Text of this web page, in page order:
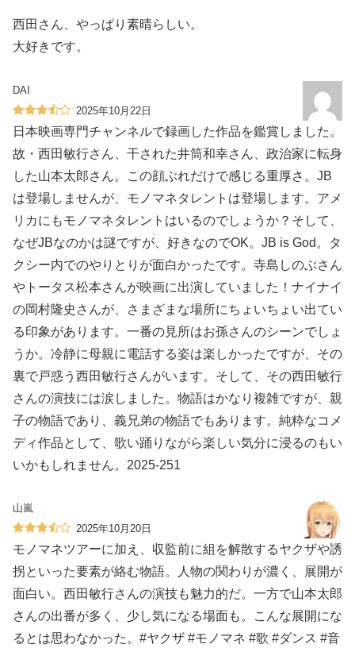
西田さん、やっぱり素晴らしい。
大好きです。
DAI
2025年10月22日
日本映画専門チャンネルで録画した作品を鑑賞しました。
故・西田敏行さん、干された井筒和幸さん、政治家に転身
した山本太郎さん。この顔ぶれだけで感じる重厚さ。JB
は登場しませんが、モノマネタレントは登場します。アメ
リカにもモノマネタレントはいるのでしょうか？そして、
なぜJBなのかは謎ですが、好きなのでOK。JB is God。タ
クシー内でのやりとりが面白かったです。寺島しのぶさん
やトータス松本さんが映画に出演していました！ナイナイ
の岡村隆史さんが、さまざまな場所にちょいちょい出てい
る印象があります。一番の見所はお孫さんのシーンでしょ
うか。冷静に母親に電話する姿は楽しかったですが、その
裏で戸惑う西田敏行さんがいます。そして、その西田敏行
さんの演技には涙しました。物語はかなり複雑ですが、親
子の物語であり、義兄弟の物語でもあります。純粋なコメ
ディ作品として、歌い踊りながら楽しい気分に浸るのもい
いかもしれません。2025-251
山嵐
2025年10月20日
モノマネツアーに加え、収監前に組を解散するヤクザや誘
拐といった要素が絡む物語。人物の関わりが濃く、展開が
面白い。西田敏行さんの演技も魅力的だ。一方で山本太郎
さんの出番が多く、少し気になる場面も。こんな展開にな
るとは思わなかった。#ヤクザ #モノマネ #歌 #ダンス #音